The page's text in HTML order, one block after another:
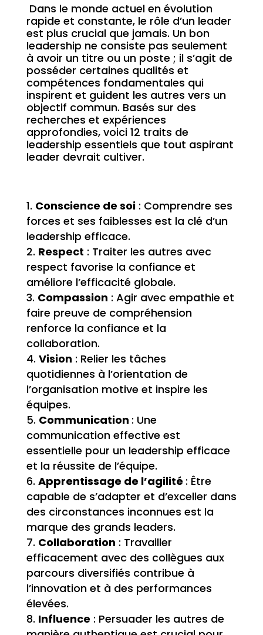
Dans le monde actuel en évolution
rapide et constante, le rôle d’un leader
est plus crucial que jamais. Un bon
leadership ne consiste pas seulement
à avoir un titre ou un poste ; il s’agit de
posséder certaines qualités et
compétences fondamentales qui
inspirent et guident les autres vers un
objectif commun. Basés sur des
recherches et expériences
approfondies, voici 12 traits de
leadership essentiels que tout aspirant
leader devrait cultiver.
Conscience de soi: Comprendre ses
forces et ses faiblesses est la clé d’un
leadership efficace.
Respect : Traiter les autres avec
respect favorise la confiance et
améliore l’efficacité globale.
Compassion : Agir avec empathie et
faire preuve de compréhension
renforce la confiance et la
collaboration.
Vision : Relier les tâches
quotidiennes à l’orientation de
l’organisation motive et inspire les
équipes.
Communication : Une
communication effective est
essentielle pour un leadership efficace
et la réussite de l’équipe.
Apprentissage de l’agilité : Être
capable de s’adapter et d’exceller dans
des circonstances inconnues est la
marque des grands leaders.
Collaboration : Travailler
efficacement avec des collègues aux
parcours diversifiés contribue à
l’innovation et à des performances
élevées.
Influence : Persuader les autres de